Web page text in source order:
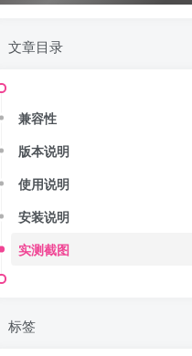
文章目录
兼容性
版本说明
使用说明
安装说明
实测截图
标签